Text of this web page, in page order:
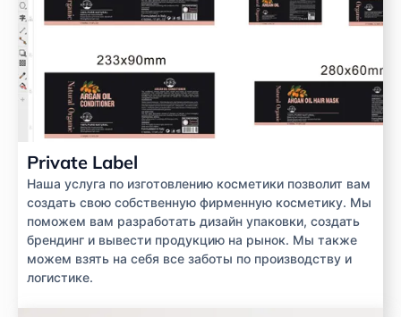
Private Label
Наша услуга по изготовлению косметики позволит вам
создать свою собственную фирменную косметику. Мы
поможем вам разработать дизайн упаковки, создать
брендинг и вывести продукцию на рынок. Мы также
можем взять на себя все заботы по производству и
логистике.